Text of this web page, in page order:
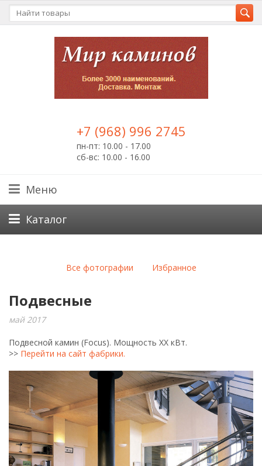
+7 (968) 996 2745
пн-пт: 10.00 - 17.00
сб-вс: 10.00 - 16.00
Меню
Каталог
Все фотографии Избранное
Подвесные
май 2017
Подвесной камин (Focus). Мощность ХХ кВт.
>> Перейти на сайт фабрики.